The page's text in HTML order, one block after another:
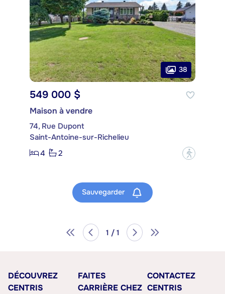
38
549 000 $
Maison à vendre
74, Rue Dupont
Saint-Antoine-sur-Richelieu
4
2 ?
Sauvegarder
1 / 1
DÉCOUVREZ
CENTRIS
FAITES
CARRIÈRE CHEZ
CONTACTEZ
CENTRIS